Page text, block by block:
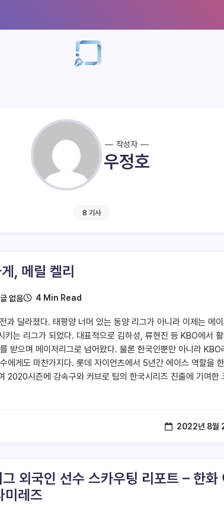
작성자
우정호
8 기사
, 메릴 켈리
없음 4 Min Read
과 달라졌다. 태평양 너머 있는 동양 리그가 아니라 이제는 메이
키는 리그가 되었다. 대표적으로 김하성, 류현진 등 KBO에서
받으며 메이저리그로 넘어왔다. 물론 한국인뿐만 아니라 KBO
에게도 마찬가지다. 롯데 자이언츠에서 5년간 에이스 역할을
2020시즌에 강속구와 커브로 팀의 한국시리즈 진출에 기여한
2022년 8월
외국인 선수 스카우팅 리포트 – 한화
미레즈